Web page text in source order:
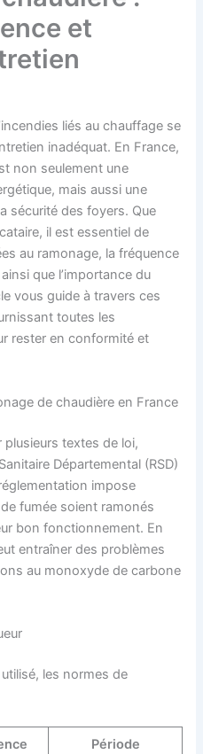
et
liés au chauffage se
inadéquat. En France,
non seulement une
mais aussi une
sécurité des foyers. Que
il est essentiel de
au ramonage, la fréquence
que l’importance du
vous guide à travers ces
toutes les
rester en conformité et
de chaudière en France
textes de loi,
Départemental (RSD)
impose
fumée soient ramonés
bon fonctionnement. En
entraîner des problèmes
au monoxyde de carbone
les normes de
Période